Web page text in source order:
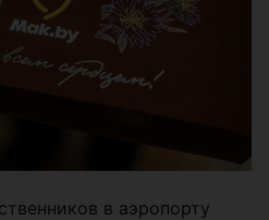
в аэропорту